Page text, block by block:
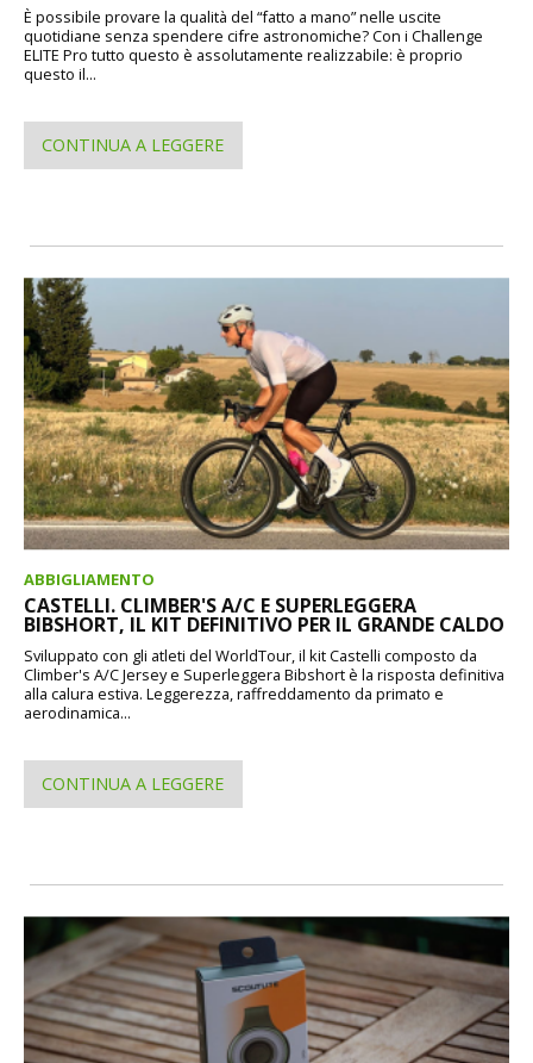
È possibile provare la qualità del “fatto a mano” nelle uscite
quotidiane senza spendere cifre astronomiche? Con i Challenge
ELITE Pro tutto questo è assolutamente realizzabile: è proprio
questo il...
CONTINUA A LEGGERE
ABBIGLIAMENTO
CASTELLI. CLIMBER'S A/C E SUPERLEGGERA
BIBSHORT, IL KIT DEFINITIVO PER IL GRANDE CALDO
Sviluppato con gli atleti del WorldTour, il kit Castelli composto da
Climber's A/C Jersey e Superleggera Bibshort è la risposta definitiva
alla calura estiva. Leggerezza, raffreddamento da primato e
aerodinamica...
CONTINUA A LEGGERE